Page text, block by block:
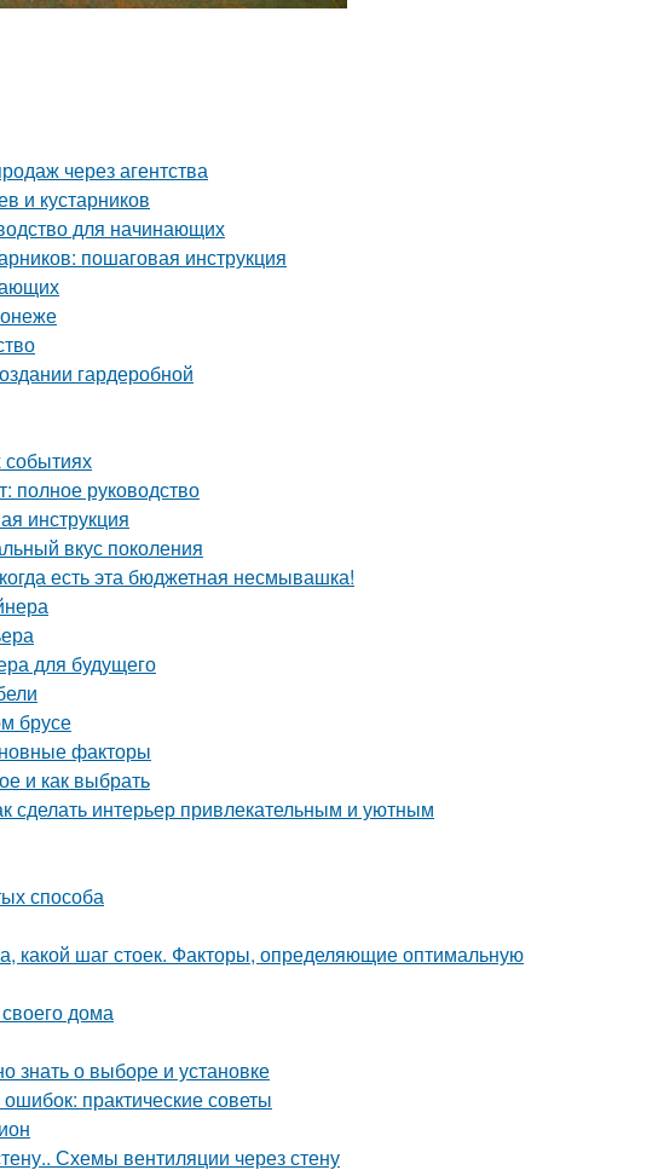
через агентства
и кустарников
для начинающих
пошаговая инструкция
гардеробной
событиях
полное руководство
инструкция
вкус поколения
есть эта бюджетная несмывашка!
для будущего
брусе
факторы
и как выбрать
сделать интерьер привлекательным и уютным
способа
какой шаг стоек. Факторы, определяющие оптимальную
дома
знать о выборе и установке
практические советы
Схемы вентиляции через стену